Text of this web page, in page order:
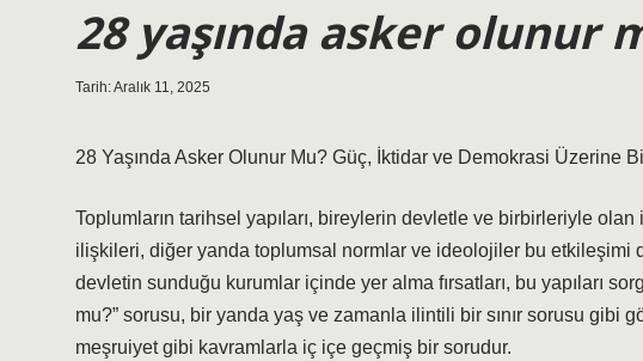
28 yaşında asker olunur
Tarih: Aralık 11, 2025
28 Yaşında Asker Olunur Mu? Güç, İktidar ve Demokrasi Üzerine
Toplumların tarihsel yapıları, bireylerin devletle ve birbirleriyle
ilişkileri, diğer yanda toplumsal normlar ve ideolojiler bu etkileşimi
devletin sunduğu kurumlar içinde yer alma fırsatları, bu yapıları
mu?” sorusu, bir yanda yaş ve zamanla ilintili bir sınır sorusu gibi
meşruiyet gibi kavramlarla iç içe geçmiş bir sorudur.